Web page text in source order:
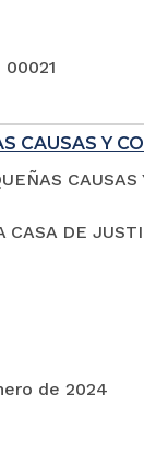
CAUSAS Y
CASA DE
de 2024